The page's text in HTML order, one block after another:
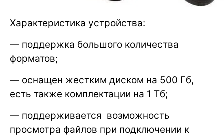
Характеристика устройства:
— поддержка большого количества
форматов;
— оснащен жестким диском на 500 Гб,
есть также комплектации на 1 Тб;
— поддерживается возможность
просмотра файлов при подключении к